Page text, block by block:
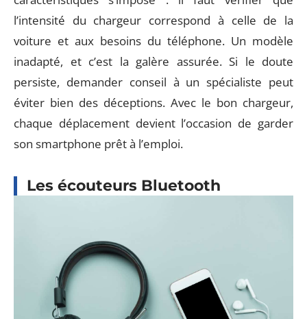
l’intensité du chargeur correspond à celle de la
voiture et aux besoins du téléphone. Un modèle
inadapté, et c’est la galère assurée. Si le doute
persiste, demander conseil à un spécialiste peut
éviter bien des déceptions. Avec le bon chargeur,
chaque déplacement devient l’occasion de garder
son smartphone prêt à l’emploi.
Les écouteurs Bluetooth